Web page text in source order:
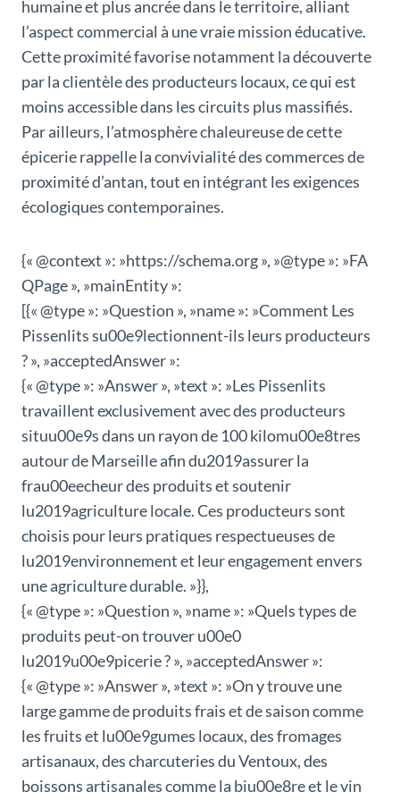
humaine et plus ancrée dans le territoire, alliant
l’aspect commercial à une vraie mission éducative.
Cette proximité favorise notamment la découverte
par la clientèle des producteurs locaux, ce qui est
moins accessible dans les circuits plus massifiés.
Par ailleurs, l’atmosphère chaleureuse de cette
épicerie rappelle la convivialité des commerces de
proximité d’antan, tout en intégrant les exigences
écologiques contemporaines.
{« @context »: »https://schema.org », »@type »: »FA
QPage », »mainEntity »:
[{« @type »: »Question », »name »: »Comment Les
Pissenlits su00e9lectionnent-ils leurs producteurs
? », »acceptedAnswer »:
{« @type »: »Answer », »text »: »Les Pissenlits
travaillent exclusivement avec des producteurs
situu00e9s dans un rayon de 100 kilomu00e8tres
autour de Marseille afin du2019assurer la
frau00eecheur des produits et soutenir
lu2019agriculture locale. Ces producteurs sont
choisis pour leurs pratiques respectueuses de
lu2019environnement et leur engagement envers
une agriculture durable. »}},
{« @type »: »Question », »name »: »Quels types de
produits peut-on trouver u00e0
lu2019u00e9picerie ? », »acceptedAnswer »:
{« @type »: »Answer », »text »: »On y trouve une
large gamme de produits frais et de saison comme
les fruits et lu00e9gumes locaux, des fromages
artisanaux, des charcuteries du Ventoux, des
boissons artisanales comme la biu00e8re et le vin